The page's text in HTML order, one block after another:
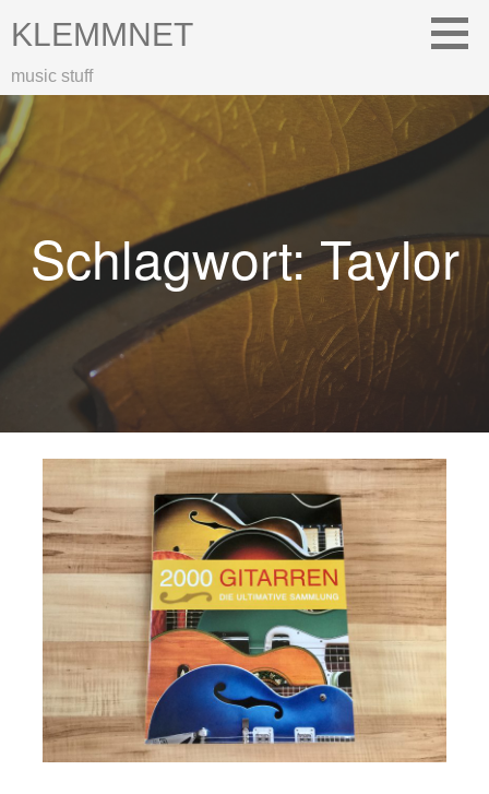
Inhalt
KLEMMNET
music stuff
Schlagwort: Taylor